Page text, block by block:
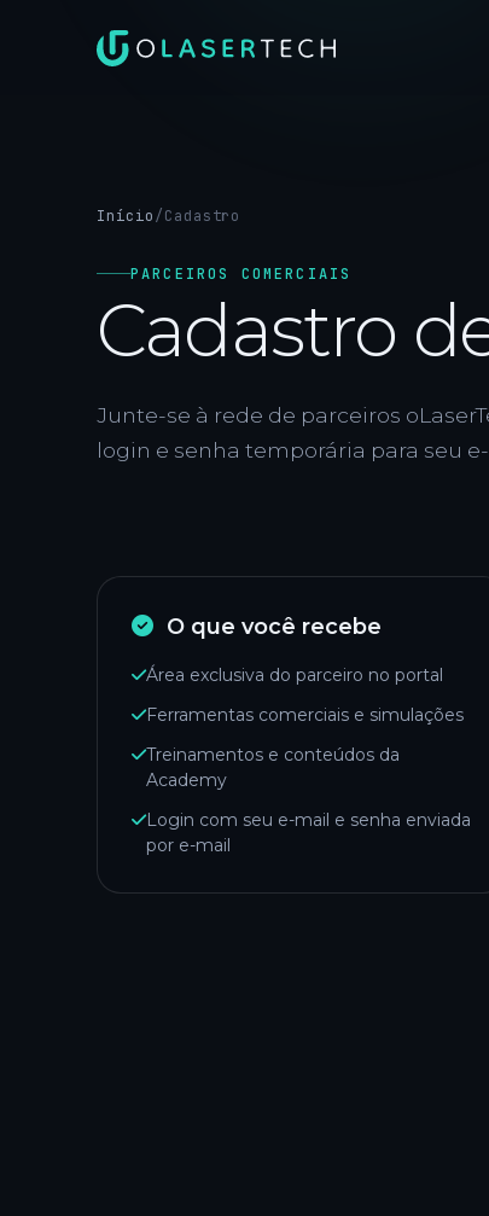
Início/Cadastro
PARCEIROS COMERCIAIS
Cadastro
Junte-se à rede de parceiros
login e senha temporária para seu
O que você recebe
Área exclusiva do parceiro no portal
Ferramentas comerciais e simulações
Treinamentos e conteúdos da
Academy
Login com seu e-mail e senha enviada
por e-mail